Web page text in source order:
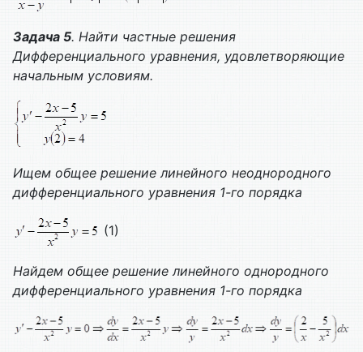
Задача 5. Найти частные решения
Дифференциального уравнения, удовлетворяющие
начальным условиям.
Ищем общее решение линейного неоднородного
дифференциального уравнения 1-го порядка
(1)
Найдем общее решение линейного однородного
дифференциального уравнения 1-го порядка